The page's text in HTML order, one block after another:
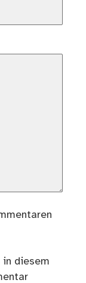
in diesem